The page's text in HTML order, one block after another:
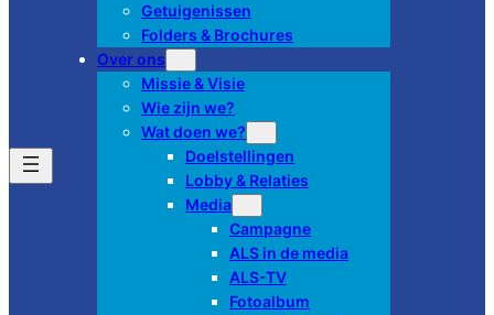
Getuigenissen
Folders & Brochures
Over ons
Missie & Visie
Wie zijn we?
Wat doen we?
Doelstellingen
Lobby & Relaties
Media
Campagne
ALS in de media
ALS-TV
Fotoalbum